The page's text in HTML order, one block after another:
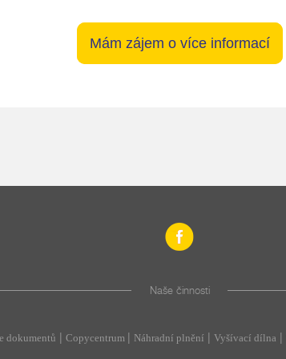
Mám zájem o více informací
Naše činnosti
dokumentů | Copycentrum | Náhradní plnění | Vyšívací dílna |